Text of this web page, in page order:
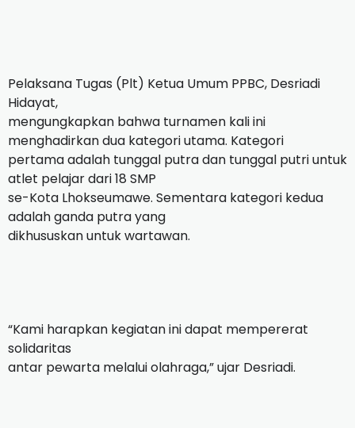
Pelaksana Tugas (Plt) Ketua Umum PPBC, Desriadi
Hidayat,
mengungkapkan bahwa turnamen kali ini
menghadirkan dua kategori utama. Kategori
pertama adalah tunggal putra dan tunggal putri untuk
atlet pelajar dari 18 SMP
se-Kota Lhokseumawe. Sementara kategori kedua
adalah ganda putra yang
dikhususkan untuk wartawan.
“Kami harapkan kegiatan ini dapat mempererat
solidaritas
antar pewarta melalui olahraga,” ujar Desriadi.